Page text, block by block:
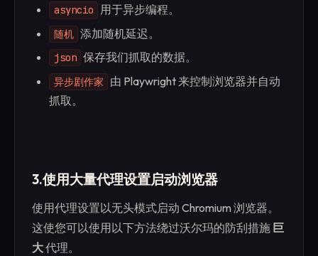
asyncio 用于异步编程。
随机 添加随机延迟。
json 保存我们抓取的数据。
异步剧作家
由 Playwright 来控制浏览器并自动
抓取。
3.使用大量代理设置启动浏览器
使用代理设置以无头模式启动 Chromium 浏览器。
这使您可以使用以下方法绕过沃尔玛的防刮措施 巨
大代理。